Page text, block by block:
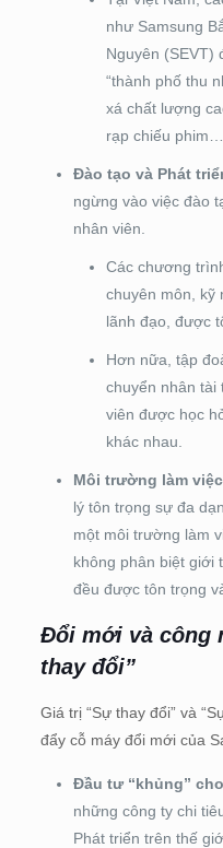
như Samsung
Nguyên (SEVT)
“thành phố thu
xá chất lượng
rạp chiếu phim…
Đào tạo và Phát
ngừng vào việc đào
nhân viên.
Các chương
chuyên môn, kỹ
lãnh đạo, được
Hơn nữa, tập
chuyển nhân tài
viên được học
khác nhau.
Môi trường làm
lý tôn trọng sự đa
một môi trường làm
không phân biệt giới
đều được tôn trọng
Đổi mới và công
thay đổi”
Giá trị “Sự thay đổi” và
đẩy cỗ máy đổi mới của
Đầu tư “khủng”
những công ty chi
Phát triển trên thế